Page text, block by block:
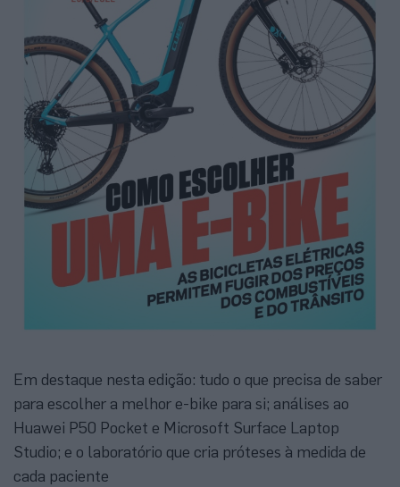
Em destaque nesta edição: tudo o que precisa de saber
para escolher a melhor e-bike para si; análises ao
Huawei P50 Pocket e Microsoft Surface Laptop
Studio; e o laboratório que cria próteses à medida de
cada paciente